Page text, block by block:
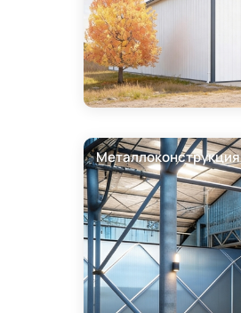
Металлоконструкция